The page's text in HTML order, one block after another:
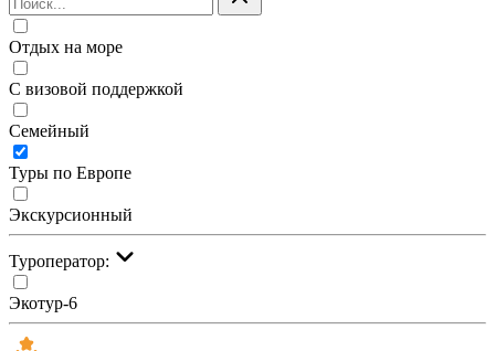
Отдых на море
С визовой поддержкой
Семейный
Туры по Европе
Экскурсионный
Туроператор:
Экотур-6